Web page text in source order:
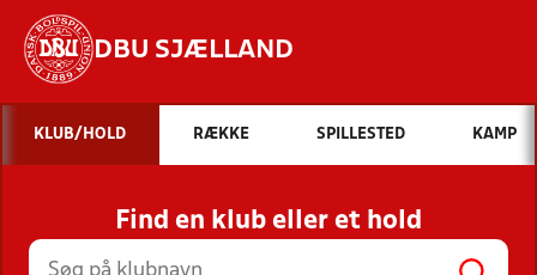
DBU SJÆLLAND
Hvad vil du søge efter?
INDHOLD OG NYHEDER
STILLINGER, RESULTATER, KLUBBER OG
HOLD
KLUB/HOLD RÆKKE SPILLESTED KAMP
Find en klub eller et hold